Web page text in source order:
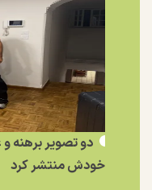
دو تصویر برهنه
خودش منتشر کرد